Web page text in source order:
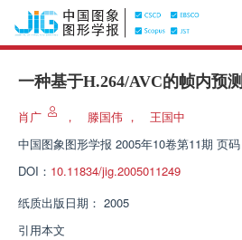
一种基于H.264/AVC的帧内预
肖广 ， 滕国伟 ，
王国中
中国图象图形学报 2005年10卷第11期 页
DOI： 10.11834/jig.2005011249
纸质出版日期： 2005
引用本文